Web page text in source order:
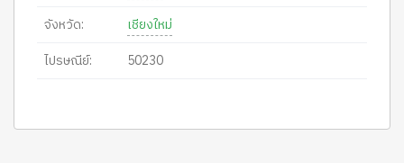
จังหวัด:
เชียงใหม่
ไปรษณีย์:
50230